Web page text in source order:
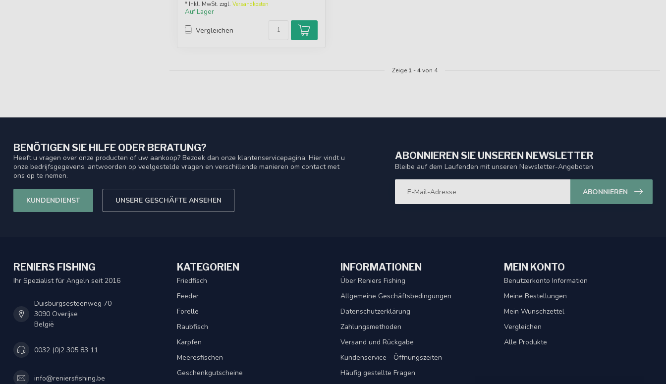
* Inkl. MwSt. zzgl. Versandkosten
Auf Lager
Vergleichen
Zeige 1 -4von 4
BENÖTIGEN SIE HILFE ODER BERATUNG?
Heeft u vragen over onze producten of uw aankoop? Bezoek dan onze klantenservicepagina. Hier vindt u
onze bedrijfsgegevens, antwoorden op veelgestelde vragen en verschillende manieren om contact met
ons op te nemen.
KUNDENDIENST UNSERE GESCHÄFTE ANSEHEN
ABONNIEREN SIE UNSEREN NEWSLETTER
Bleibe auf dem Laufenden mit unseren Newsletter-Angeboten
ABONNIEREN
RENIERS FISHING
Ihr Spezialist für Angeln seit 2016
Duisburgsesteenweg 70
3090 Overijse
België
0032 (0)2 305 83 11
info@reniersfishing.be
KATEGORIEN
Friedfisch
Feeder
Forelle
Raubfisch
Karpfen
Meeresfischen
Geschenkgutscheine
INFORMATIONEN
Über Reniers Fishing
Allgemeine Geschäftsbedingungen
Datenschutzerklärung
Zahlungsmethoden
Versand und Rückgabe
Kundenservice - Öffnungszeiten
Häufig gestellte Fragen
MEIN KONTO
Benutzerkonto Information
Meine Bestellungen
Mein Wunschzettel
Vergleichen
Alle Produkte